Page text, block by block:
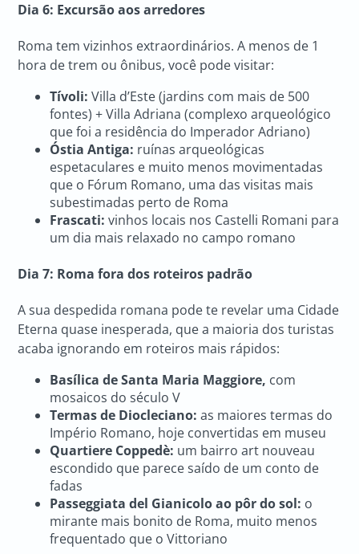
Dia 6: Excursão aos arredores
Roma tem vizinhos extraordinários. A menos de 1
hora de trem ou ônibus, você pode visitar:
Tívoli:Villa d’Este (jardins com mais de 500
fontes) + Villa Adriana (complexo arqueológico
que foi a residência do Imperador Adriano)
Óstia Antiga: ruínas arqueológicas
espetaculares e muito menos movimentadas
que o Fórum Romano, uma das visitas mais
subestimadas perto de Roma
Frascati:vinhos locais nos Castelli Romani para
um dia mais relaxado no campo romano
Dia 7: Roma fora dos roteiros padrão
A sua despedida romana pode te revelar uma Cidade
Eterna quase inesperada, que a maioria dos turistas
acaba ignorando em roteiros mais rápidos:
Basílica de Santa Maria Maggiore, com
mosaicos do século V
Termas de Diocleciano: as maiores termas do
Império Romano, hoje convertidas em museu
Quartiere Coppedè: um bairro art nouveau
escondido que parece saído de um conto de
fadas
Passeggiata del Gianicolo ao pôr do sol: o
mirante mais bonito de Roma, muito menos
frequentado que o Vittoriano